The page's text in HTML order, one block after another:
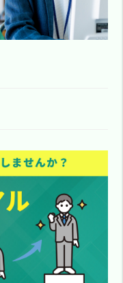
てくれます。こち
くれるので、本当
お願いします。
う面が大きいと思
学習を継続しても
んな
いませんか？」み
たんです。 佐
、「これから＜１
、最初は週に１回
ヶ月を乗り越えた
ようにしていきま
良い成果を出され
スがこうなるとい
科さん：学習って
講者同士のコミュ
いいのかなって思
機能などはありま
しながら英語学習
ィングの最新記事が
たです。文章を考
プットするのでは
ネイティブ講師
て教えて下さい 今
ていきたいです。
ていきながら、自
いきたいですね。
た。
って開発し続けて
多くの製品を輸出
してのAB
メーカーや国交省
、インドやフィリ
で雇用していま
ということになる
日本語を使ってい
繁に行っており、
ります。 --という
は必須の技能とい
っしゃる通りで
術力と英語力の双